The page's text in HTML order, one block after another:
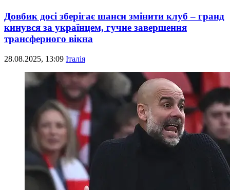
Довбик досі зберігає шанси змінити клуб – гранд
кинувся за українцем, гучне завершення
трансферного вікна
28.08.2025, 13:09 Італія